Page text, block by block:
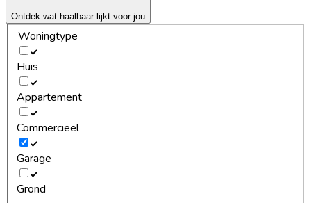
Ontdek wat haalbaar lijkt voor jou
Woningtype
Huis
Appartement
Commercieel
Garage
Grond